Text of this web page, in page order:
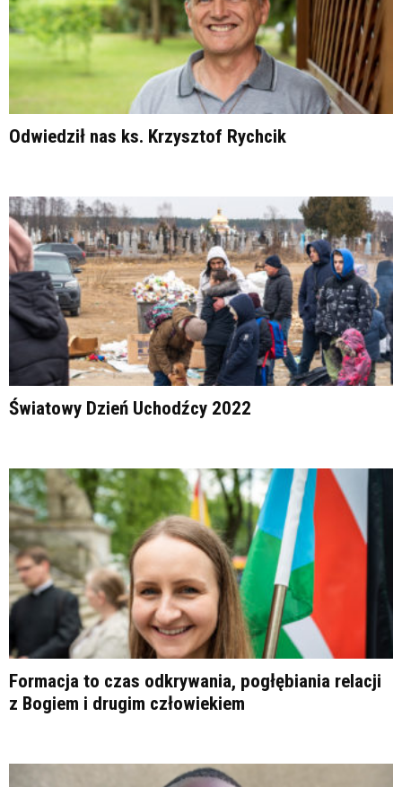
Odwiedził nas ks. Krzysztof Rychcik
Światowy Dzień Uchodźcy 2022
Formacja to czas odkrywania, pogłębiania relacji
z Bogiem i drugim człowiekiem